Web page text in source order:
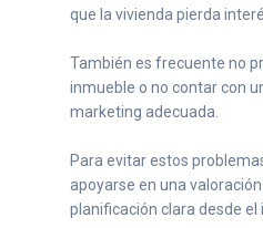
que la vivienda pierda
También es frecuente no
inmueble o no contar con
marketing adecuada.
Para evitar estos
apoyarse en una
planificación clara desde el